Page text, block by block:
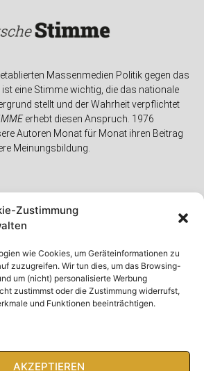
Zustimmung
wie Cookies, um Geräteinformationen zu
zuzugreifen. Wir tun dies, um das Browsing-
um (nicht) personalisierte Werbung
zustimmst oder die Zustimmung widerrufst,
und Funktionen beeinträchtigen.
AKZEPTIEREN
etablierten Massenmedien Politik gegen das
ist eine Stimme wichtig, die das nationale
stellt und der Wahrheit verpflichtet
erhebt diesen Anspruch. 1976
Autoren Monat für Monat ihren Beitrag
Meinungsbildung.
Rubriken
Deutschland
Ausland
Feuilleton
Rechtliches
Rechtliche Hinweise
Impressum
Datenschutzerklärung